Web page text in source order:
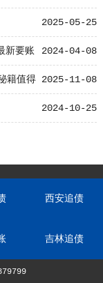
2025-05-25
2024-04-08
新要账
2025-11-08
籍值得
2024-10-25
西安追债
吉林追债